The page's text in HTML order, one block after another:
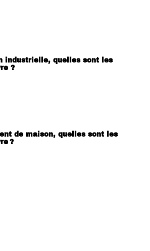
industrielle, quelles sont les
?
de maison, quelles sont les
?